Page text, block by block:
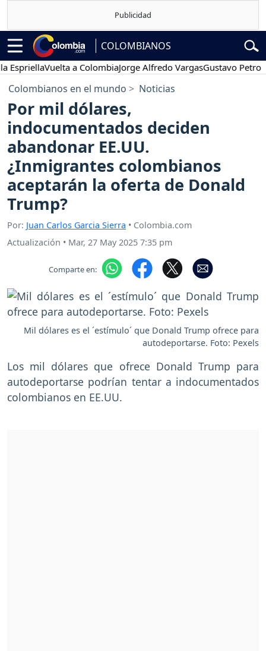
COLOMBIANOS
Vuelta a ColombiaJorge Alfredo VargasGustavo Petro
Colombianos en el mundo Noticias
Por mil dólares,
indocumentados deciden
abandonar EE.UU.
¿Inmigrantes colombianos
aceptarán la oferta de Donald
Trump?
Por: Juan Carlos Garcia Sierra • Colombia.com
Actualización • Mar, 27 May 2025 7:35 pm
Comparte en:
Mil dólares es el ´estímulo´ que Donald Trump ofrece para
autodeportarse. Foto: Pexels
Los mil dólares que ofrece Donald Trump para
autodeportarse podrían tentar a indocumentados
colombianos en EE.UU.